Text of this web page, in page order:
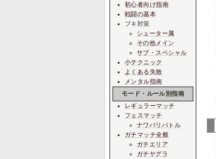
初心者向け指南
戦闘の基本
ブキ対策
シューター属
その他メイン
サブ・スペシャル
小テクニック
よくある失敗
メンタル指南
モード・ルール別指南
レギュラーマッチ
フェスマッチ
ナワバリバトル
ガチマッチ全般
ガチエリア
ガチヤグラ